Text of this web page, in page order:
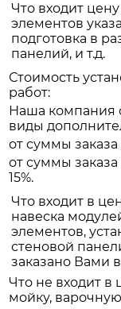
Что входит
элементов
подготовка в
панелий, и т.д.
Стоимость
работ:
Наша компания
виды
от суммы заказа
от суммы
15%.
Что входит в
навеска
элементов,
стеновой
заказано Вами
Что не входит в
мойку,